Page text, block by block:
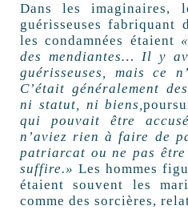
Dans les imaginaires,
guérisseuses fabriquant
les condamnées étaient
des mendiantes… Il y
guérisseuses, mais ce
C’était généralement
ni statut, ni biens,
qui pouvait être
n’aviez rien à faire de
patriarcat ou ne pas
suffire.» Les hommes
étaient souvent les
comme des sorcières,